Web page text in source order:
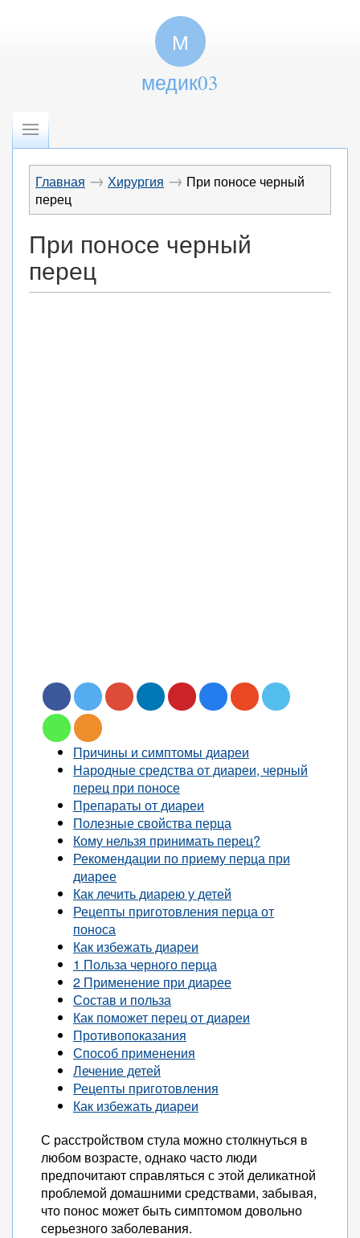
М
медик03
Главная → Хирургия → При поносе черный
перец
При поносе черный
перец
Причины и симптомы диареи
Народные средства от диареи, черный
перец при поносе
Препараты от диареи
Полезные свойства перца
Кому нельзя принимать перец?
Рекомендации по приему перца при
диарее
Как лечить диарею у детей
Рецепты приготовления перца от
поноса
Как избежать диареи
1 Польза черного перца
2 Применение при диарее
Состав и польза
Как поможет перец от диареи
Противопоказания
Способ применения
Лечение детей
Рецепты приготовления
Как избежать диареи
С расстройством стула можно столкнуться в
любом возрасте, однако часто люди
предпочитают справляться с этой деликатной
проблемой домашними средствами, забывая,
что понос может быть симптомом довольно
серьезного заболевания.